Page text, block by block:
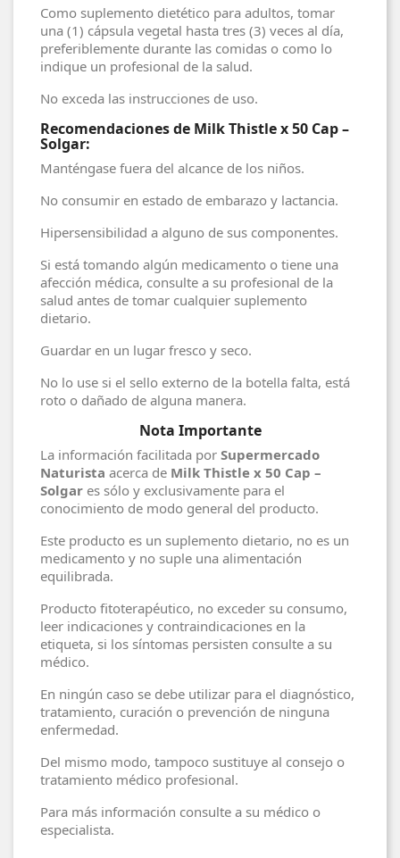
Como suplemento dietético para adultos, tomar
una (1) cápsula vegetal hasta tres (3) veces al día,
preferiblemente durante las comidas o como lo
indique un profesional de la salud.
No exceda las instrucciones de uso.
Recomendaciones de Milk Thistle x 50 Cap –
Solgar:
Manténgase fuera del alcance de los niños.
No consumir en estado de embarazo y lactancia.
Hipersensibilidad a alguno de sus componentes.
Si está tomando algún medicamento o tiene una
afección médica, consulte a su profesional de la
salud antes de tomar cualquier suplemento
dietario.
Guardar en un lugar fresco y seco.
No lo use si el sello externo de la botella falta, está
roto o dañado de alguna manera.
Nota Importante
La información facilitada por Supermercado
Naturista acerca de Milk Thistle x 50 Cap –
Solgar es sólo y exclusivamente para el
conocimiento de modo general del producto.
Este producto es un suplemento dietario, no es un
medicamento y no suple una alimentación
equilibrada.
Producto fitoterapéutico, no exceder su consumo,
leer indicaciones y contraindicaciones en la
etiqueta, si los síntomas persisten consulte a su
médico.
En ningún caso se debe utilizar para el diagnóstico,
tratamiento, curación o prevención de ninguna
enfermedad.
Del mismo modo, tampoco sustituye al consejo o
tratamiento médico profesional.
Para más información consulte a su médico o
especialista.